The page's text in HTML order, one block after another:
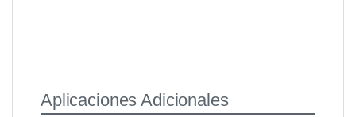
Aplicaciones Adicionales